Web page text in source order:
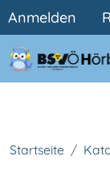
Anmelden
Startseite